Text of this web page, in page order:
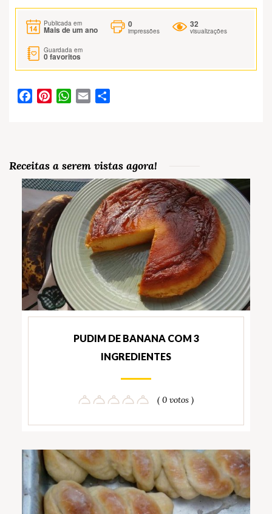
Publicada em
Mais de um ano
0
impressões
32
visualizações
Guardada em
0favoritos
FacebookPinterestWhatsApp
Email
Receitas a serem vistas agora!
PUDIM DE BANANA COM 3
INGREDIENTES
( 0 votos )